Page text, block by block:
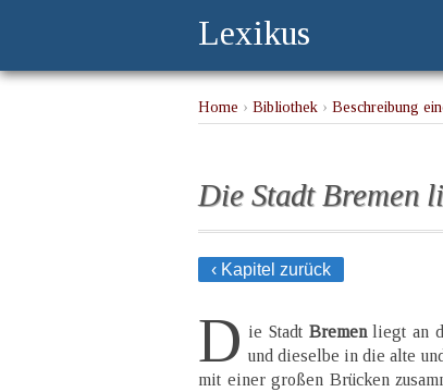
Lexikus
Home › Bibliothek › Beschreibung
Die Stadt Bremen
‹ Kapitel zurück
D ie Stadt Bremenliegt an
und dieselbe in die alte
mit einer großen Brücken